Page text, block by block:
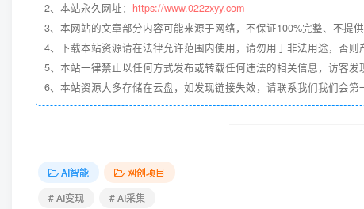
2、本站永久网址： https://www.022zxyy.com
3、本网站的文章部分内容可能来源于网络，不保证100%完整、不提
4、下载本站资源请在法律允许范围内使用，请勿用于非法用途，否则
5、本站一律禁止以任何方式发布或转载任何违法的相关信息，访客发
6、本站资源大多存储在云盘，如发现链接失效，请联系我们我们会
AI智能
网创项目
# AI变现
# AI采集